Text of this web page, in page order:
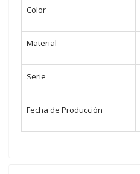
Color
Material
Serie
Fecha de Producción